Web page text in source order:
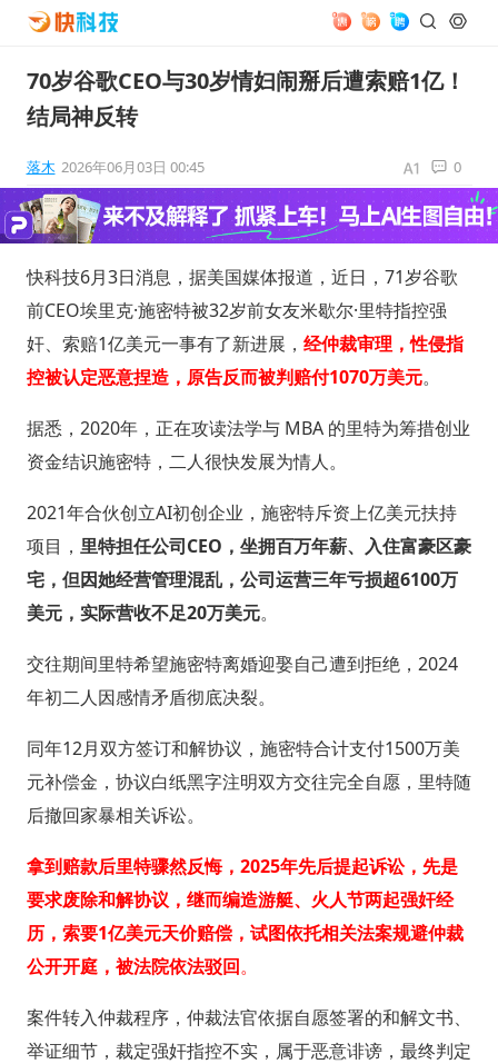
70岁谷歌CEO与30岁情妇闹掰后遭索赔1亿！
结局神反转
落木 2026年06月03日 00:45 0
快科技6月3日消息，据美国媒体报道，近日，71岁谷歌
前CEO埃里克·施密特被32岁前女友米歇尔·里特指控强
奸、索赔1亿美元一事有了新进展， 经仲裁审理，性侵指
控被认定恶意捏造，原告反而被判赔付1070万美元。
据悉，2020年，正在攻读法学与 MBA 的里特为筹措创业
资金结识施密特，二人很快发展为情人。
2021年合伙创立AI初创企业，施密特斥资上亿美元扶持
项目， 里特担任公司CEO，坐拥百万年薪、入住富豪区豪
宅，但因她经营管理混乱，公司运营三年亏损超6100万
美元，实际营收不足20万美元。
交往期间里特希望施密特离婚迎娶自己遭到拒绝，2024
年初二人因感情矛盾彻底决裂。
同年12月双方签订和解协议，施密特合计支付1500万美
元补偿金，协议白纸黑字注明双方交往完全自愿，里特随
后撤回家暴相关诉讼。
拿到赔款后里特骤然反悔，2025年先后提起诉讼，先是
要求废除和解协议，继而编造游艇、火人节两起强奸经
历，索要1亿美元天价赔偿，试图依托相关法案规避仲裁
公开开庭，被法院依法驳回。
案件转入仲裁程序，仲裁法官依据自愿签署的和解文书、
举证细节，裁定强奸指控不实，属于恶意诽谤，最终判定